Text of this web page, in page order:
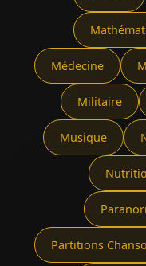
Médecine
Militaire
Musique
Partitions